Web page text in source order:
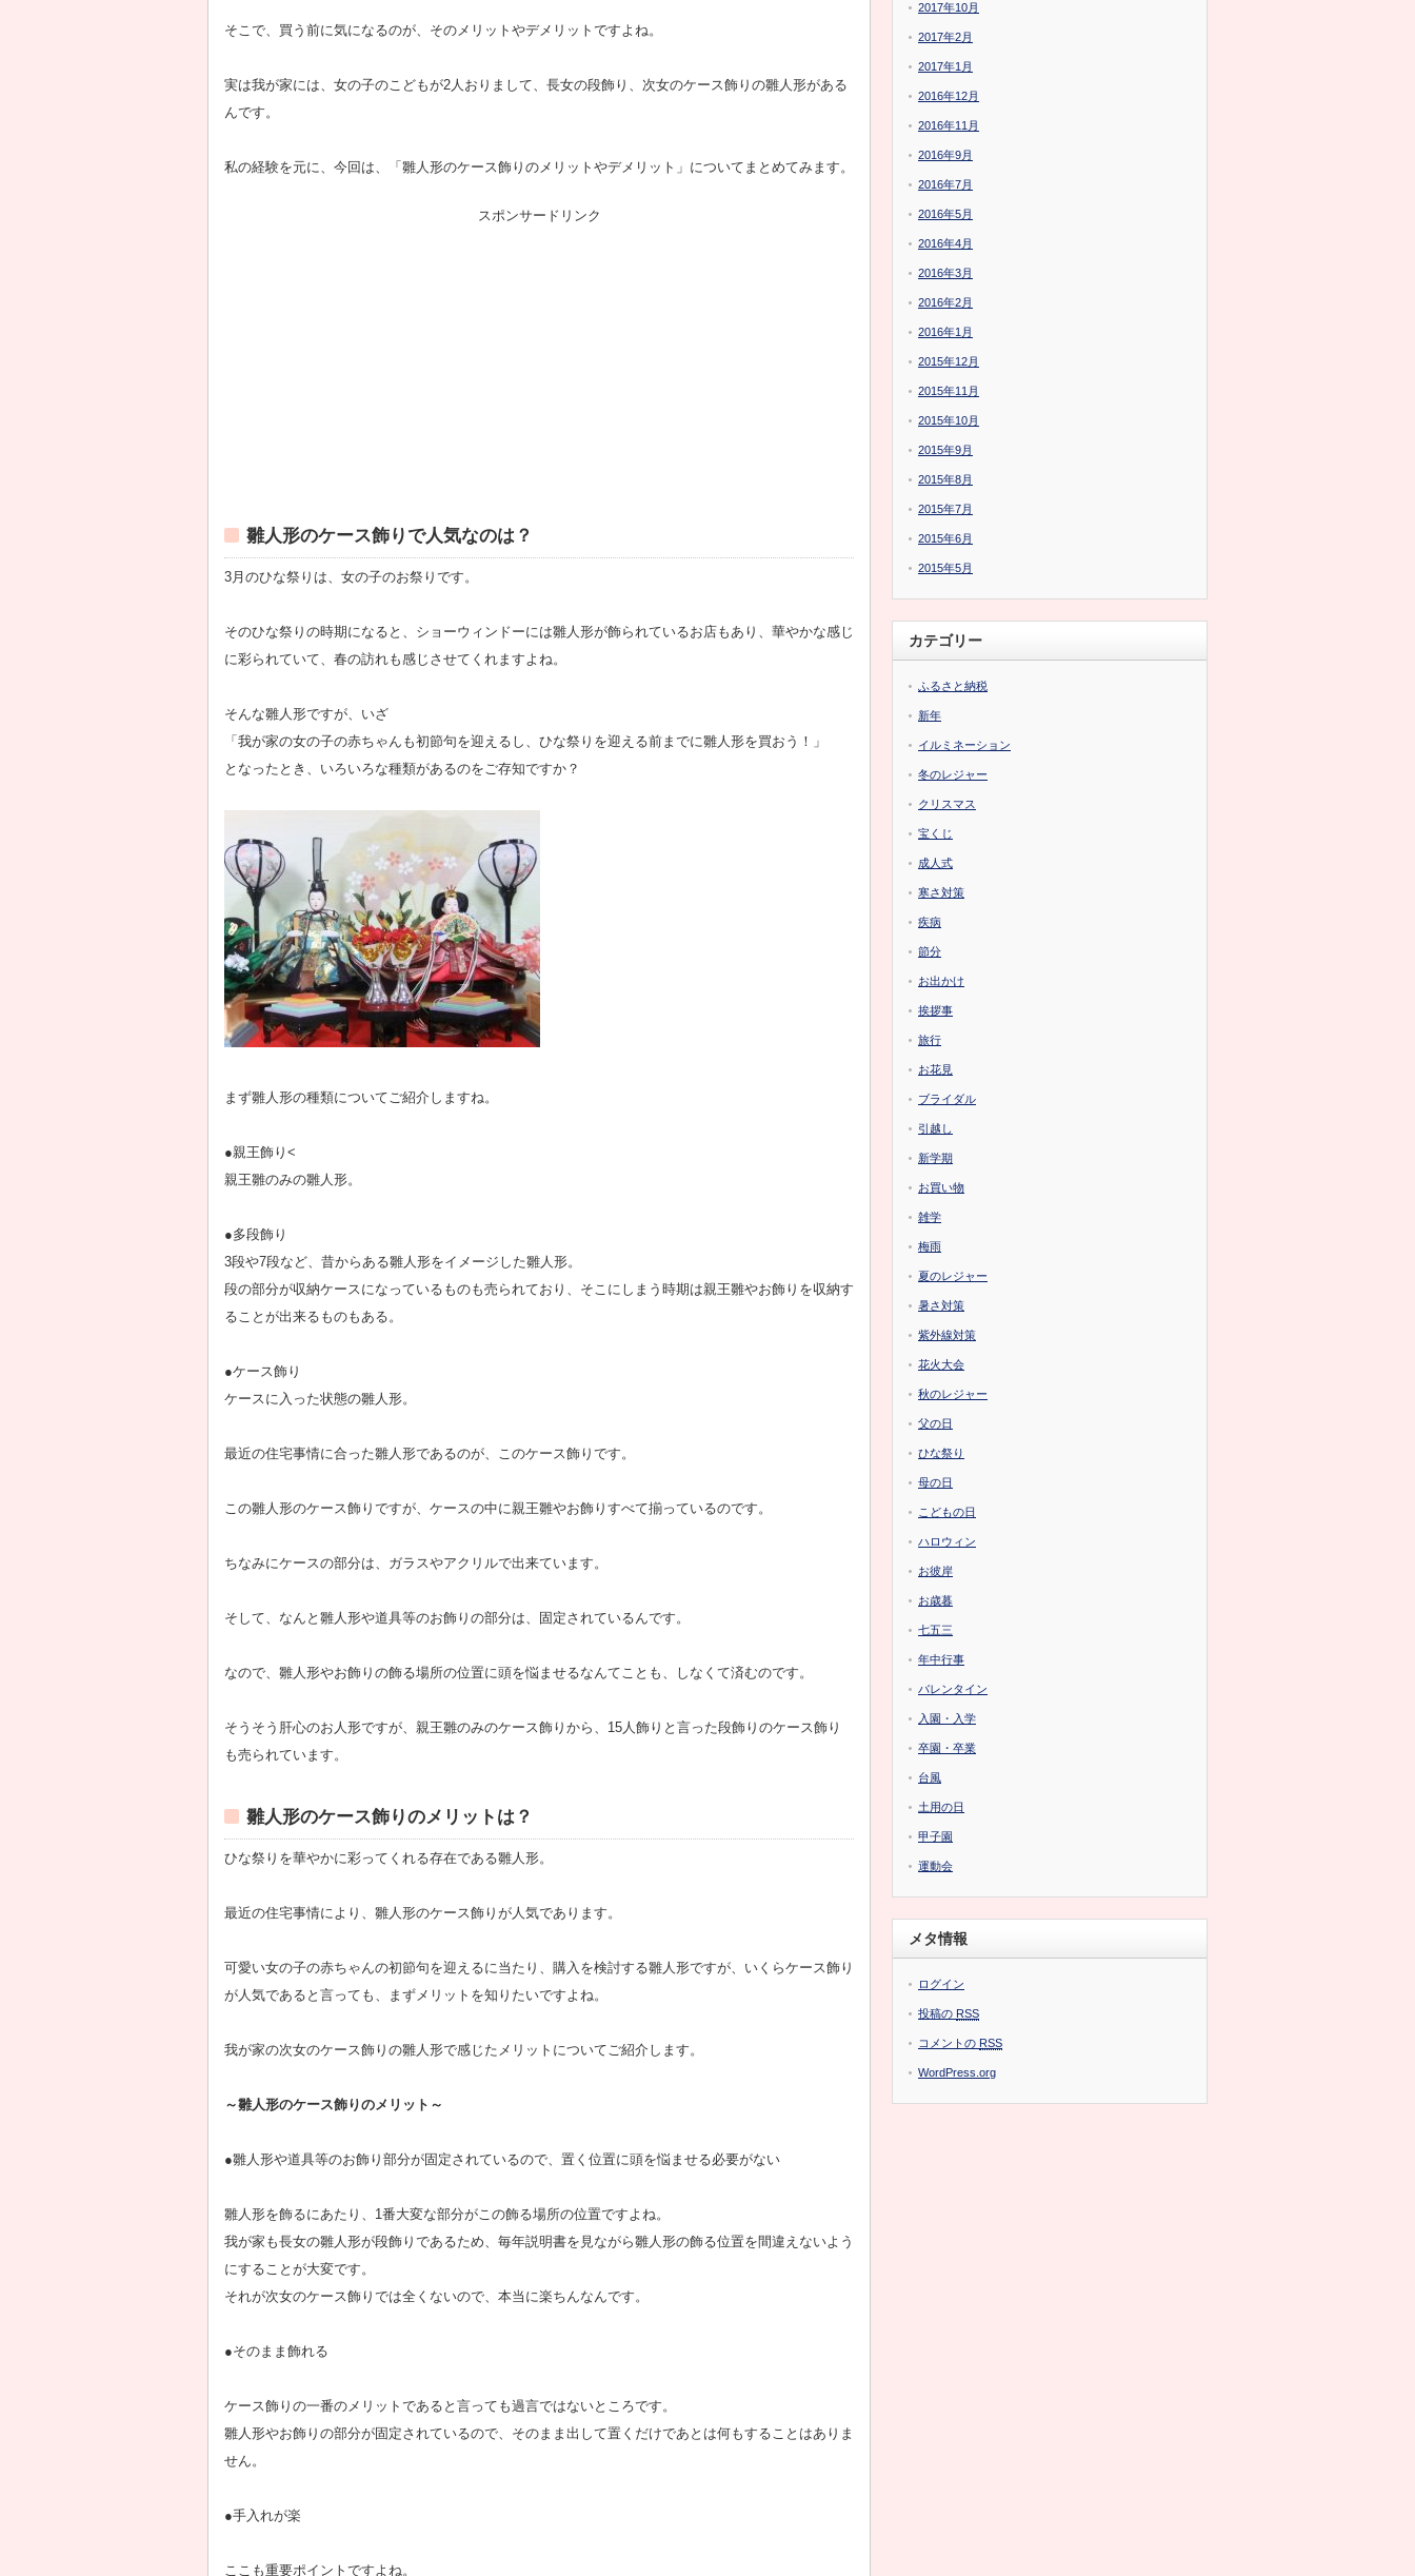
そこで、買う前に気になるのが、そのメリットやデメリットですよね。
実は我が家には、女の子のこどもが2人おりまして、長女の段飾り、次女のケース飾りの雛人形がある
んです。
私の経験を元に、今回は、「雛人形のケース飾りのメリットやデメリット」についてまとめてみます。
スポンサードリンク
雛人形のケース飾りで人気なのは？
3月のひな祭りは、女の子のお祭りです。
そのひな祭りの時期になると、ショーウィンドーには雛人形が飾られているお店もあり、華やかな感じ
に彩られていて、春の訪れも感じさせてくれますよね。
そんな雛人形ですが、いざ
「我が家の女の子の赤ちゃんも初節句を迎えるし、ひな祭りを迎える前までに雛人形を買おう！」
となったとき、いろいろな種類があるのをご存知ですか？
まず雛人形の種類についてご紹介しますね。
●親王飾り<
親王雛のみの雛人形。
●多段飾り
3段や7段など、昔からある雛人形をイメージした雛人形。
段の部分が収納ケースになっているものも売られており、そこにしまう時期は親王雛やお飾りを収納す
ることが出来るものもある。
●ケース飾り
ケースに入った状態の雛人形。
最近の住宅事情に合った雛人形であるのが、このケース飾りです。
この雛人形のケース飾りですが、ケースの中に親王雛やお飾りすべて揃っているのです。
ちなみにケースの部分は、ガラスやアクリルで出来ています。
そして、なんと雛人形や道具等のお飾りの部分は、固定されているんです。
なので、雛人形やお飾りの飾る場所の位置に頭を悩ませるなんてことも、しなくて済むのです。
そうそう肝心のお人形ですが、親王雛のみのケース飾りから、15人飾りと言った段飾りのケース飾り
も売られています。
雛人形のケース飾りのメリットは？
ひな祭りを華やかに彩ってくれる存在である雛人形。
最近の住宅事情により、雛人形のケース飾りが人気であります。
可愛い女の子の赤ちゃんの初節句を迎えるに当たり、購入を検討する雛人形ですが、いくらケース飾り
が人気であると言っても、まずメリットを知りたいですよね。
我が家の次女のケース飾りの雛人形で感じたメリットについてご紹介します。
～雛人形のケース飾りのメリット～
●雛人形や道具等のお飾り部分が固定されているので、置く位置に頭を悩ませる必要がない
雛人形を飾るにあたり、1番大変な部分がこの飾る場所の位置ですよね。
我が家も長女の雛人形が段飾りであるため、毎年説明書を見ながら雛人形の飾る位置を間違えないよう
にすることが大変です。
それが次女のケース飾りでは全くないので、本当に楽ちんなんです。
●そのまま飾れる
ケース飾りの一番のメリットであると言っても過言ではないところです。
雛人形やお飾りの部分が固定されているので、そのまま出して置くだけであとは何もすることはありま
せん。
●手入れが楽
ここも重要ポイントですよね。
2017年10月
2017年2月
2017年1月
2016年12月
2016年11月
2016年9月
2016年7月
2016年5月
2016年4月
2016年3月
2016年2月
2016年1月
2015年12月
2015年11月
2015年10月
2015年9月
2015年8月
2015年7月
2015年6月
2015年5月
カテゴリー
ふるさと納税
新年
イルミネーション
冬のレジャー
クリスマス
宝くじ
成人式
寒さ対策
疾病
節分
お出かけ
挨拶事
旅行
お花見
ブライダル
引越し
新学期
お買い物
雑学
梅雨
夏のレジャー
暑さ対策
紫外線対策
花火大会
秋のレジャー
父の日
ひな祭り
母の日
こどもの日
ハロウィン
お彼岸
お歳暮
七五三
年中行事
バレンタイン
入園・入学
卒園・卒業
台風
土用の日
甲子園
運動会
メタ情報
ログイン
投稿の RSS
コメントの RSS
WordPress.org